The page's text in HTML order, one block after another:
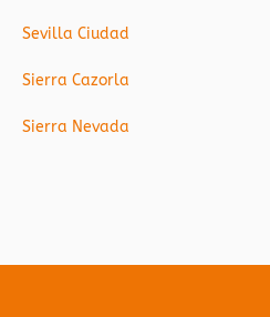
Sevilla Ciudad
Sierra Cazorla
Sierra Nevada